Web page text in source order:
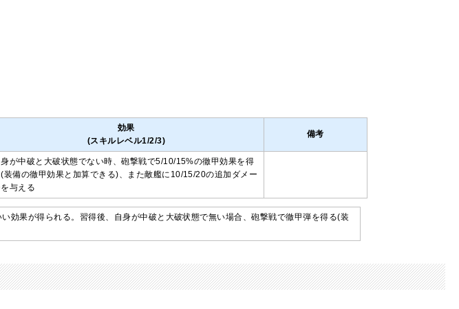
効果
(スキルレベル1/2/3)
備考
身が中破と大破状態でない時、砲撃戦で5/10/15%の徹甲効果を得
(装備の徹甲効果と加算できる)、また敵艦に10/15/20の追加ダメー
与える
効果が得られる。習得後、自身が中破と大破状態で無い場合、砲撃戦で徹甲弾を得る(装